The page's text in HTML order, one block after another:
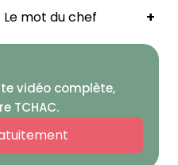
Le mot du chef +
vidéo complète,
TCHAC.